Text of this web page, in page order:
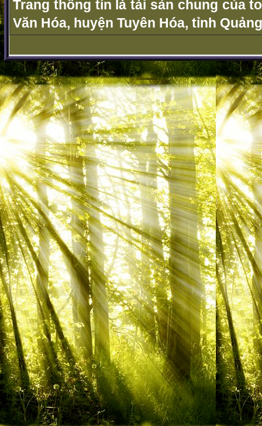
Trang thông tin là tài sản chung của
Văn Hóa, huyện Tuyên Hóa, tỉnh